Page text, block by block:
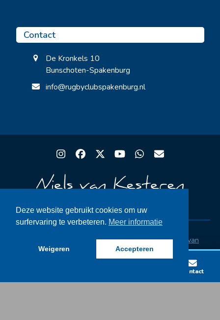
Contact
De Kronkels 10
Bunschoten-Spakenburg
info@rugbyclubspakenburg.nl
Instagram
Facebook
TwitterYouTubeWhatsapp
Email
Copyright® Rugby Club Spakenburg | OntwerpNiels van
Kesteren
Privacystatement AVG|
Contact
Deze website gebruikt cookies om uw
surfervaring te verbeteren. Meer informatie
Weigeren Accepteren